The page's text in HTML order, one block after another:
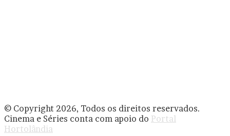
© Copyright 2026, Todos os direitos reservados.
Cinema e Séries conta com apoio do Portal
Hortolândia